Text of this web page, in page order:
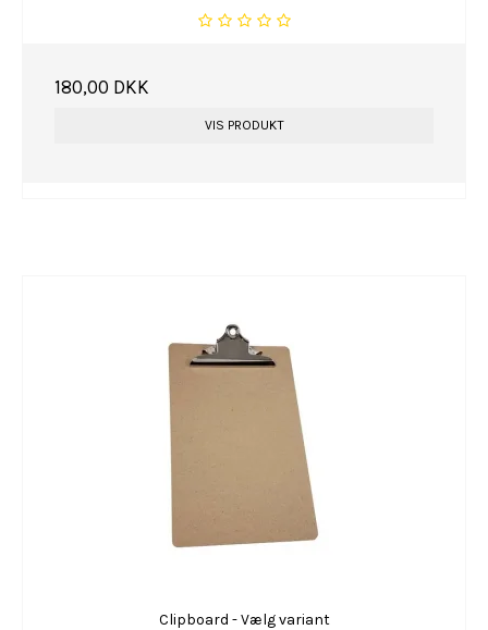
180,00 DKK
VIS PRODUKT
Clipboard - Vælg variant